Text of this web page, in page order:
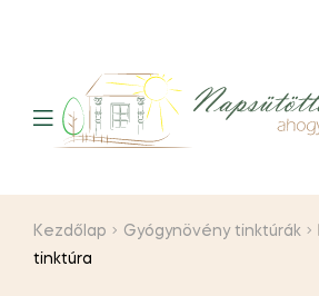
Kezdőlap Gyógynövény tinktúrák
tinktúra